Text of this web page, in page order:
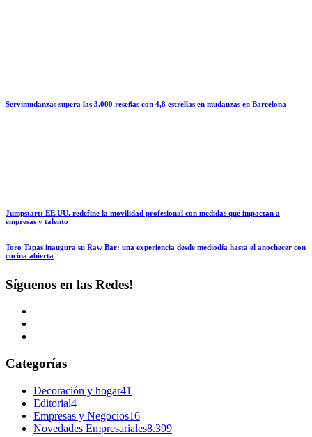
Servimudanzas supera las 3.000 reseñas con 4,8 estrellas en mudanzas en Barcelona
Jumpstart: EE.UU. redefine la movilidad profesional con medidas que impactan a
empresas y talento
Toro Tapas inaugura su Raw Bar: una experiencia desde mediodía hasta el anochecer con
cocina abierta
Síguenos en las Redes!
Categorías
Decoración y hogar41
Editorial4
Empresas y Negocios16
Novedades Empresariales8.399